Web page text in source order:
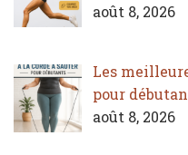
août 8, 2026
Les
pour
août 8, 2026